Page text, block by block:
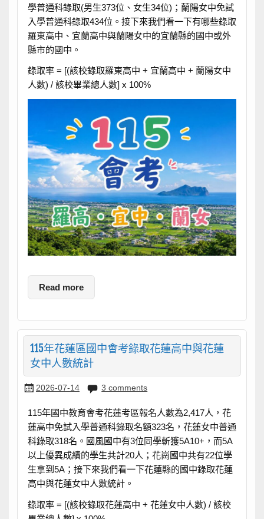
學普通科錄取(男生373位、女生34位)；蘭陽女中免試
入學普通科錄取434位。接下來我們看一下有哪些錄取
羅東高中、宜蘭高中與蘭陽女中的宜蘭縣的國中或外
縣市的國中。
錄取率 = [(該校錄取羅東高中 + 宜蘭高中 + 蘭陽女中
人數) / 該校畢業總人數] x 100%
Read more
115年花蓮區國中會考錄取花蓮高中與花蓮
女中人數統計
2026-07-14 3 comments
115年國中教育會考花蓮考區報名人數為2,417人，花
蓮高中免試入學普通科錄取名額323名，花蓮女中普通
科錄取318名。國風國中有3位同學斬獲5A10+，而5A
以上優異成績的學生共計20人；花崗國中共有22位學
生拿到5A；接下來我們看一下花蓮縣的國中錄取花蓮
高中與花蓮女中人數統計。
錄取率 = [(該校錄取花蓮高中 + 花蓮女中人數) / 該校